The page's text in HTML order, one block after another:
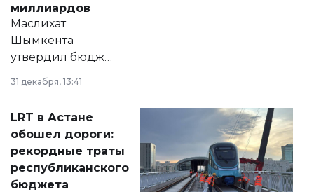
миллиардов
Маслихат
Шымкента
утвердил бюджет
города на 2026–
2028 годы.
документ
появился в базе
нормативных
правовых актов и
31 декабря, 13:41
LRT в Астане
обошел дороги:
рекордные траты
республиканского
бюджета